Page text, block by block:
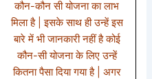
कौन-कौन सी योजना का लाभ
मिला है | इसके साथ ही उन्हें इस
बारे में भी जानकारी नहीं है कोई
कौन-सी योजना के लिए उन्हें
कितना पैसा दिया गया है | अगर